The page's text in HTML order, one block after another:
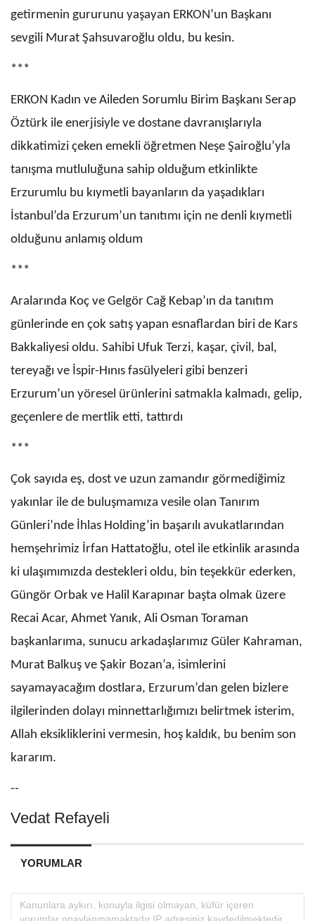
getirmenin gururunu yaşayan ERKON’un Başkanı
sevgili Murat Şahsuvaroğlu oldu, bu kesin.
***
ERKON Kadın ve Aileden Sorumlu Birim Başkanı Serap
Öztürk ile enerjisiyle ve dostane davranışlarıyla
dikkatimizi çeken emekli öğretmen Neşe Şairoğlu’yla
tanışma mutluluğuna sahip olduğum etkinlikte
Erzurumlu bu kıymetli bayanların da yaşadıkları
İstanbul’da Erzurum’un tanıtımı için ne denli kıymetli
olduğunu anlamış oldum
***
Aralarında Koç ve Gelgör Cağ Kebap’ın da tanıtım
günlerinde en çok satış yapan esnaflardan biri de Kars
Bakkaliyesi oldu. Sahibi Ufuk Terzi, kaşar, çivil, bal,
tereyağı ve İspir-Hınıs fasülyeleri gibi benzeri
Erzurum’un yöresel ürünlerini satmakla kalmadı, gelip,
geçenlere de mertlik etti, tattırdı
***
Çok sayıda eş, dost ve uzun zamandır görmediğimiz
yakınlar ile de buluşmamıza vesile olan Tanırım
Günleri’nde İhlas Holding’in başarılı avukatlarından
hemşehrimiz İrfan Hattatoğlu, otel ile etkinlik arasında
ki ulaşımımızda destekleri oldu, bin teşekkür ederken,
Güngör Orbak ve Halil Karapınar başta olmak üzere
Recai Acar, Ahmet Yanık, Ali Osman Toraman
başkanlarıma, sunucu arkadaşlarımız Güler Kahraman,
Murat Balkuş ve Şakir Bozan’a, isimlerini
sayamayacağım dostlara, Erzurum’dan gelen bizlere
ilgilerinden dolayı minnettarlığımızı belirtmek isterim,
Allah eksikliklerini vermesin, hoş kaldık, bu benim son
kararım.
--
Vedat Refayeli
YORUMLAR